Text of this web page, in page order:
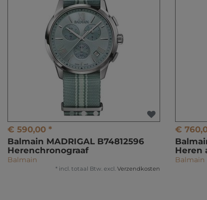
€ 590,00 *
Balmain MADRIGAL B74812596
Herenchronograaf
Balmain
* incl. totaal Btw. excl. Verzendkosten
€
Heren
Balmain